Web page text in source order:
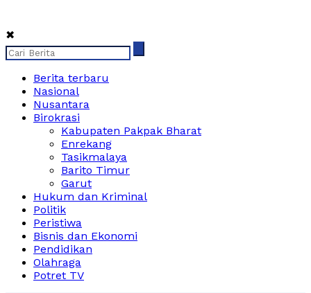
✖
Berita terbaru
Nasional
Nusantara
Birokrasi
Kabupaten Pakpak Bharat
Enrekang
Tasikmalaya
Barito Timur
Garut
Hukum dan Kriminal
Politik
Peristiwa
Bisnis dan Ekonomi
Pendidikan
Olahraga
Potret TV